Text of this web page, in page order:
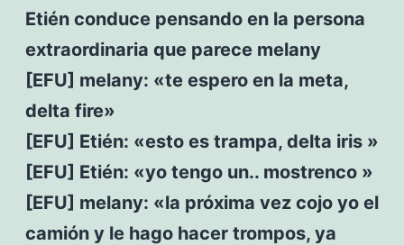
Etién conduce pensando en la persona
extraordinaria que parece melany
[EFU] melany: «te espero en la meta,
delta fire»
[EFU] Etién: «esto es trampa, delta iris »
[EFU] Etién: «yo tengo un.. mostrenco »
[EFU] melany: «la próxima vez cojo yo el
camión y le hago hacer trompos, ya